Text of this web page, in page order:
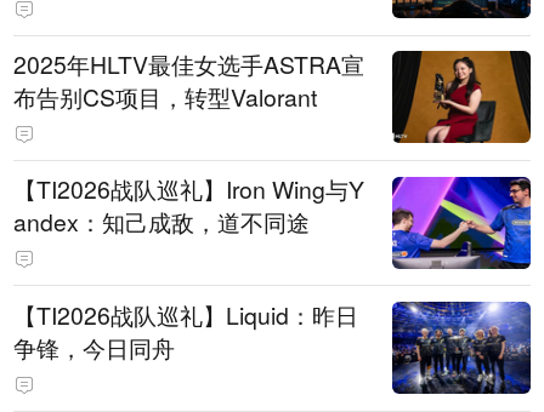
2025年HLTV最佳女选手ASTRA宣
布告别CS项目，转型Valorant
【TI2026战队巡礼】Iron Wing与Y
andex：知己成敌，道不同途
【TI2026战队巡礼】Liquid：昨日
争锋，今日同舟